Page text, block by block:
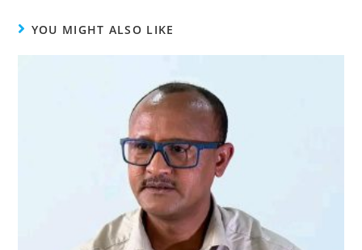
YOU MIGHT ALSO LIKE